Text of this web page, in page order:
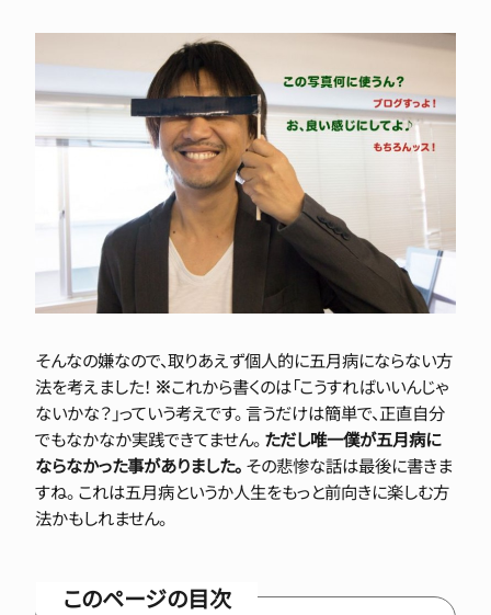
そんなの嫌なので、取りあえず個人的に五月病にならない方
法を考えました！ ※これから書くのは「こうすればいいんじゃ
ないかな？」っていう考えです。 言うだけは簡単で、正直自分
でもなかなか実践できてません。 ただし唯一僕が五月病に
ならなかった事がありました。 その悲惨な話は最後に書きま
すね。 これは五月病というか人生をもっと前向きに楽しむ方
法かもしれません。
このページの目次